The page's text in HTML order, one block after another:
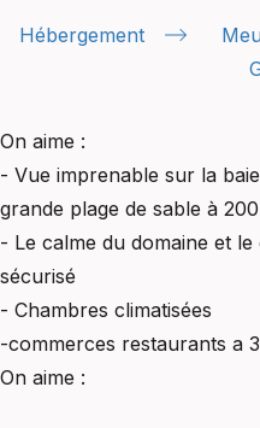
Hébergement
On aime :
- Vue imprenable sur la
grande plage de sable à
- Le calme du domaine et
sécurisé
- Chambres climatisées
-commerces restaurants a
On aime :